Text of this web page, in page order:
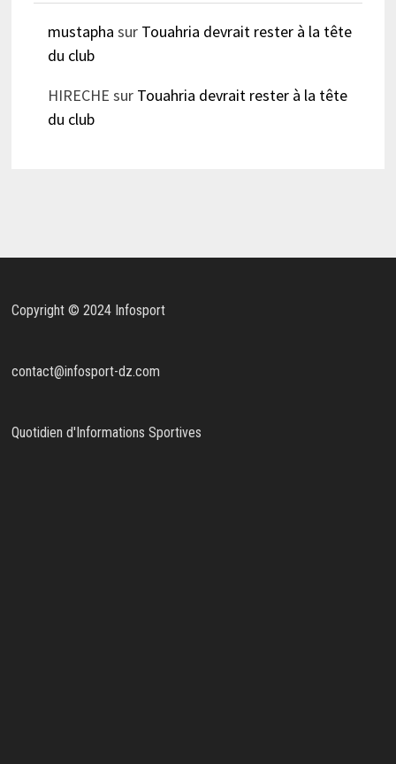
mustapha sur Touahria devrait rester à la tête
du club
HIRECHE sur Touahria devrait rester à la tête
du club
Copyright © 2024 Infosport
contact@infosport-dz.com
Quotidien d'Informations Sportives